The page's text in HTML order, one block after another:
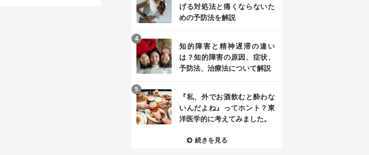
げる対処法と痛くならないた
めの予防法を解説
知的障害と精神遅滞の違い
は？知的障害の原因、症状、
予防法、治療法について解説
4
『私、外でお酒飲むと酔わな
いんだよね』ってホント？東
洋医学的に考えてみました。
5
続きを見る